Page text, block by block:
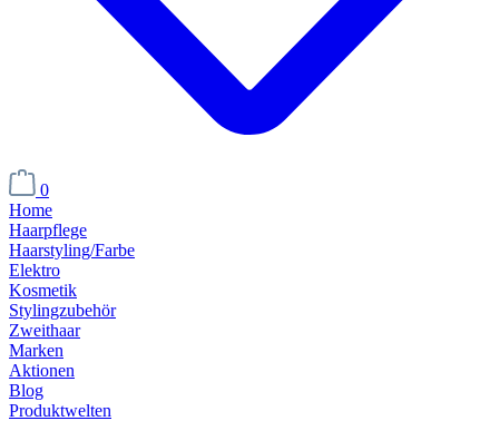
0
Home
Haarpflege
Haarstyling/Farbe
Elektro
Kosmetik
Stylingzubehör
Zweithaar
Marken
Aktionen
Blog
Produktwelten